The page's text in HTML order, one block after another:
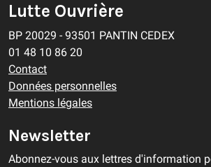
Lutte Ouvrière
BP 20029 - 93501 PANTIN CEDEX
01 48 10 86 20
Contact
Données personnelles
Mentions légales
Newsletter
Abonnez-vous aux lettres d'information